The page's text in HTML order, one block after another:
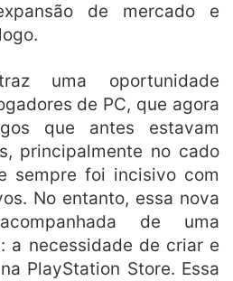
de mercado e
uma oportunidade
de PC, que agora
que antes estavam
principalmente no cado
sempre foi incisivo com
No entanto, essa nova
de uma
a necessidade de criar e
PlayStation Store. Essa